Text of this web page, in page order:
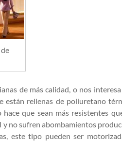
de más calidad, o nos
están rellenas de poliuretano
que sean más resistentes
y no sufren abombamientos
este tipo pueden ser